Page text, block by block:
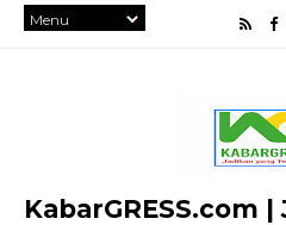
KabarGRESS.com